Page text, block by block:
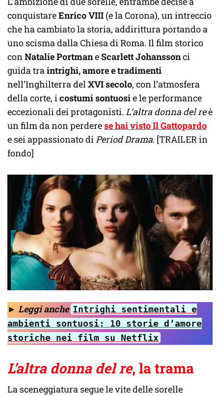
conquistareEnrico VIII (e la Corona), un intreccio
che ha cambiato la storia, addirittura portando a
uno scisma dalla Chiesa di Roma. Il film storico
con Natalie PortmaneScarlett Johanssonci
guida tra intrighi, amore e tradimenti
nell’Inghilterra del XVI secolo, con l’atmosfera
della corte, i costumi sontuosie le performance
eccezionali dei protagonisti. L’altra donna del reè
un film da non perderese hai visto Il Gattopardo
e sei appassionato di Period Drama. [TRAILER in
fondo]
► Leggi anche Intrighi sentimentali e
ambienti sontuosi: 10 storie d’amore
storiche nei film su Netflix
L’altra donna del re, la trama
La sceneggiatura segue le vite delle sorelle